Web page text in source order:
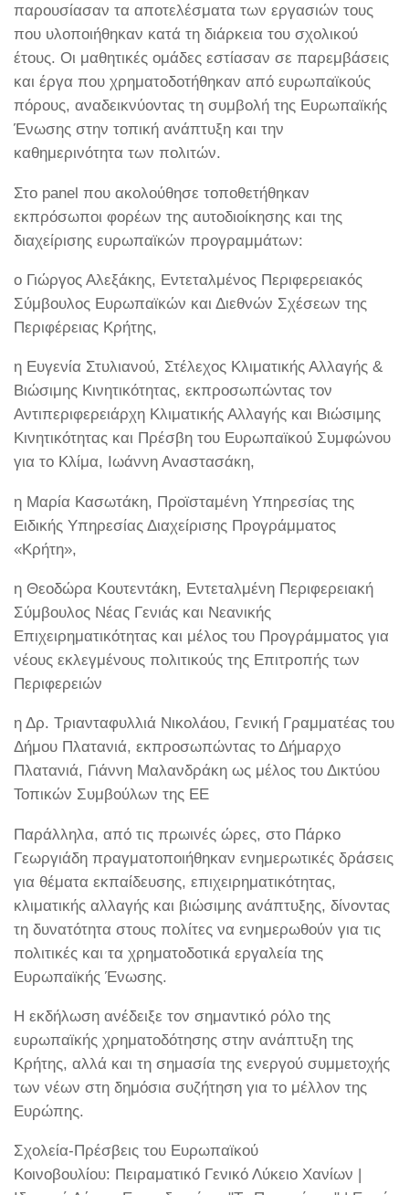
παρουσίασαν τα αποτελέσματα των εργασιών τους
που υλοποιήθηκαν κατά τη διάρκεια του σχολικού
έτους. Οι μαθητικές ομάδες εστίασαν σε παρεμβάσεις
και έργα που χρηματοδοτήθηκαν από ευρωπαϊκούς
πόρους, αναδεικνύοντας τη συμβολή της Ευρωπαϊκής
Ένωσης στην τοπική ανάπτυξη και την
καθημερινότητα των πολιτών.
Στο panel που ακολούθησε τοποθετήθηκαν
εκπρόσωποι φορέων της αυτοδιοίκησης και της
διαχείρισης ευρωπαϊκών προγραμμάτων:
ο Γιώργος Αλεξάκης, Εντεταλμένος Περιφερειακός
Σύμβουλος Ευρωπαϊκών και Διεθνών Σχέσεων της
Περιφέρειας Κρήτης,
η Ευγενία Στυλιανού, Στέλεχος Κλιματικής Αλλαγής &
Βιώσιμης Κινητικότητας, εκπροσωπώντας τον
Αντιπεριφερειάρχη Κλιματικής Αλλαγής και Βιώσιμης
Κινητικότητας και Πρέσβη του Ευρωπαϊκού Συμφώνου
για το Κλίμα, Ιωάννη Αναστασάκη,
η Μαρία Κασωτάκη, Προϊσταμένη Υπηρεσίας της
Ειδικής Υπηρεσίας Διαχείρισης Προγράμματος
«Κρήτη»,
η Θεοδώρα Κουτεντάκη, Εντεταλμένη Περιφερειακή
Σύμβουλος Νέας Γενιάς και Νεανικής
Επιχειρηματικότητας και μέλος του Προγράμματος για
νέους εκλεγμένους πολιτικούς της Επιτροπής των
Περιφερειών
η Δρ. Τριανταφυλλιά Νικολάου, Γενική Γραμματέας του
Δήμου Πλατανιά, εκπροσωπώντας το Δήμαρχο
Πλατανιά, Γιάννη Μαλανδράκη ως μέλος του Δικτύου
Τοπικών Συμβούλων της ΕΕ
Παράλληλα, από τις πρωινές ώρες, στο Πάρκο
Γεωργιάδη πραγματοποιήθηκαν ενημερωτικές δράσεις
για θέματα εκπαίδευσης, επιχειρηματικότητας,
κλιματικής αλλαγής και βιώσιμης ανάπτυξης, δίνοντας
τη δυνατότητα στους πολίτες να ενημερωθούν για τις
πολιτικές και τα χρηματοδοτικά εργαλεία της
Ευρωπαϊκής Ένωσης.
Η εκδήλωση ανέδειξε τον σημαντικό ρόλο της
ευρωπαϊκής χρηματοδότησης στην ανάπτυξη της
Κρήτης, αλλά και τη σημασία της ενεργού συμμετοχής
των νέων στη δημόσια συζήτηση για το μέλλον της
Ευρώπης.
Σχολεία-Πρέσβεις του Ευρωπαϊκού
Κοινοβουλίου: Πειραματικό Γενικό Λύκειο Χανίων |